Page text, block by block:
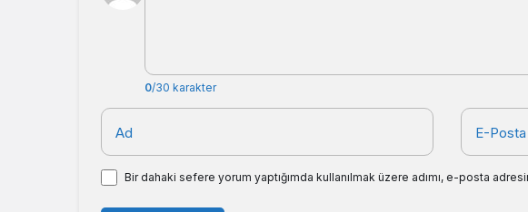
0/30 karakter
Ad E-Posta
Bir dahaki sefere yorum yaptığımda kullanılmak üzere adımı, e-posta